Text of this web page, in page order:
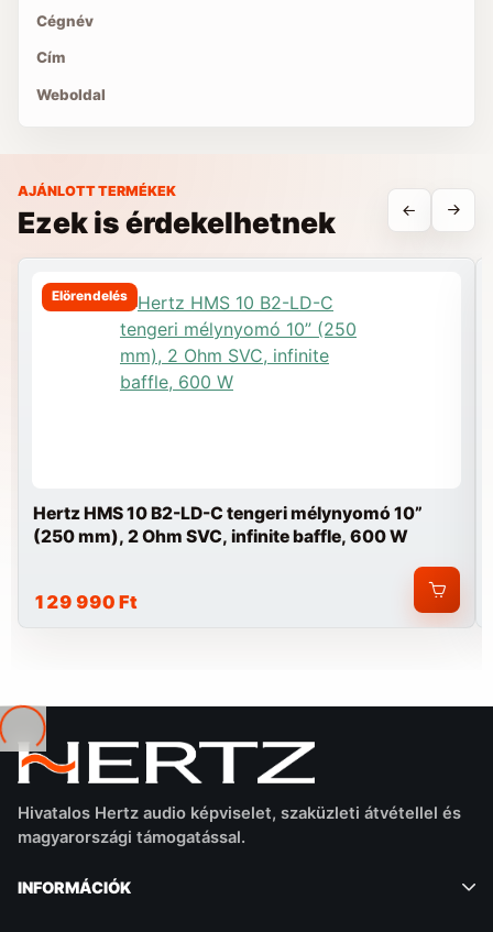
Cégnév
Cím
Weboldal
AJÁNLOTT TERMÉKEK
Ezek is érdekelhetnek
Elörendelés
Hertz HMS 10 B2-LD-C tengeri mélynyomó 10”
(250 mm), 2 Ohm SVC, infinite baffle, 600 W
129 990 Ft
Betöltés...
Hivatalos Hertz audio képviselet, szaküzleti átvétellel és
magyarországi támogatással.
INFORMÁCIÓK